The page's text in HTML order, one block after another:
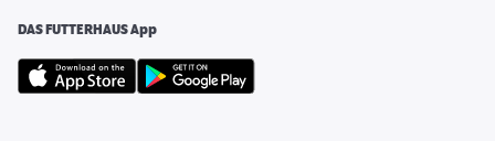
DAS FUTTERHAUS App